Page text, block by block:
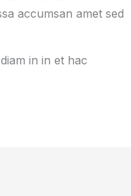
accumsan amet sed
in in et hac